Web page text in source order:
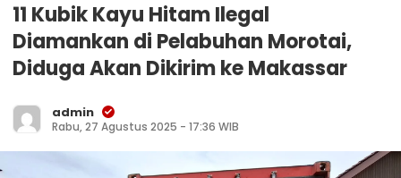
11 Kubik Kayu Hitam Ilegal
Diamankan di Pelabuhan Morotai,
Diduga Akan Dikirim ke Makassar
admin
Rabu, 27 Agustus 2025 - 17:36 WIB